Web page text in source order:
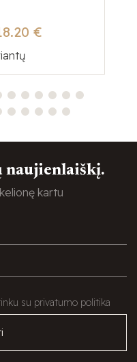
€
naujienlaiškį.
kartu
su privatumo politika